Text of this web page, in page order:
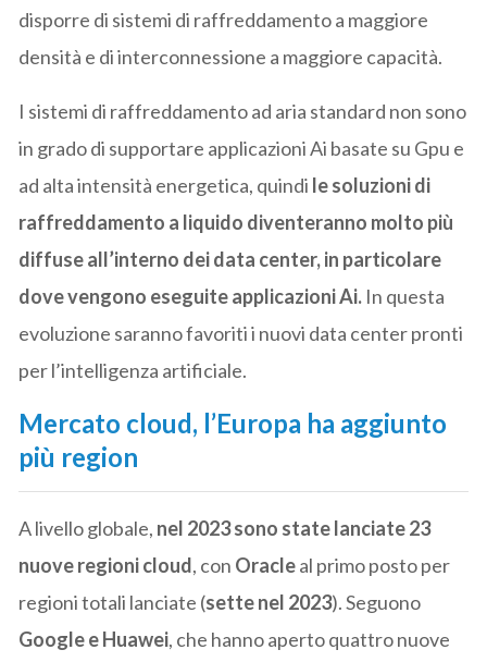
disporre di sistemi di raffreddamento a maggiore
densità e di interconnessione a maggiore capacità.
I sistemi di raffreddamento ad aria standard non sono
in grado di supportare applicazioni Ai basate su Gpu e
ad alta intensità energetica, quindi le soluzioni di
raffreddamento a liquido diventeranno molto più
diffuse all’interno dei data center, in particolare
dove vengono eseguite applicazioni Ai. In questa
evoluzione saranno favoriti i nuovi data center pronti
per l’intelligenza artificiale.
Mercato cloud, l’Europa ha aggiunto
più region
A livello globale, nel 2023 sono state lanciate 23
nuove regioni cloud, con Oracleal primo posto per
regioni totali lanciate (sette nel 2023). Seguono
Google e Huawei, che hanno aperto quattro nuove